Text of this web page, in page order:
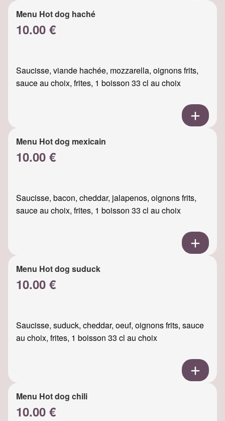
Menu Hot dog haché
10.00 €
Saucisse, viande hachée, mozzarella, oignons frits,
sauce au choix, frites, 1 boisson 33 cl au choix
Menu Hot dog mexicain
10.00 €
Saucisse, bacon, cheddar, jalapenos, oignons frits,
sauce au choix, frites, 1 boisson 33 cl au choix
Menu Hot dog suduck
10.00 €
Saucisse, suduck, cheddar, oeuf, oignons frits, sauce
au choix, frites, 1 boisson 33 cl au choix
Menu Hot dog chili
10.00 €